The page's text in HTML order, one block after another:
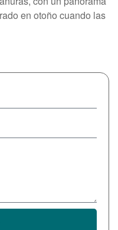
en otoño cuando las